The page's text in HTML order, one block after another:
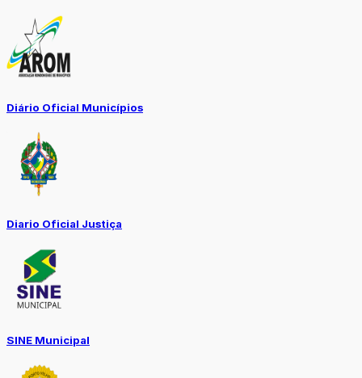
Diário Oficial Municípios
Diario Oficial Justiça
SINE Municipal